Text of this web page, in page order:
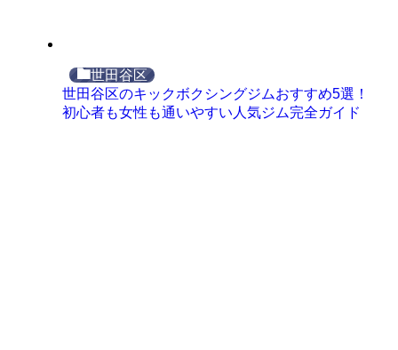
世田谷区
世田谷区のキックボクシングジムおすすめ5選！
初心者も女性も通いやすい人気ジム完全ガイド